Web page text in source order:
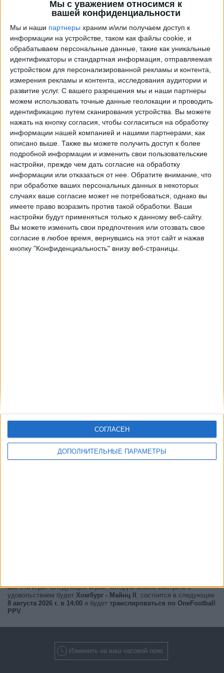
Мы с уважением относимся к
вашей конфиденциальности
Мы и наши партнеры храним и/или получаем доступ к
информации на устройстве, таком как файлы cookie, и
обрабатываем персональные данные, такие как уникальные
идентификаторы и стандартная информация, отправляемая
устройством для персонализированной рекламы и контента,
измерения рекламы и контента, исследования аудитории и
развитие услуг. С вашего разрешения мы и наши партнеры
можем использовать точные данные геолокации и проводить
идентификацию путем сканирования устройства. Вы можете
нажать на кнопку согласия, чтобы согласиться на обработку
информации нашей компанией и нашими партнерами, как
описано выше. Также вы можете получить доступ к более
подробной информации и изменить свои пользовательские
настройки, прежде чем дать согласие на обработку
информации или отказаться от нее. Обратите внимание, что
при обработке ваших персональных данных в некоторых
случаях ваше согласие может не потребоваться, однако вы
имеете право возразить против такой обработки. Ваши
настройки будут применяться только к данному веб-сайту.
Вы можете изменить свои предпочтения или отозвать свое
согласие в любое время, вернувшись на этот сайт и нажав
кнопку "Конфиденциальность" внизу веб-страницы.
ДОПОЛНИТЕЛЬНЫЕ ПАРАМЕТРЫ
СОГЛАСЕН
Программа передач трансляции матчей в прямом
эфире вХомбург
Матчи сегодня суббота, 08.08.2026
15:00 Западная региональная лига
Майнц II
OneFootball PPV
Суббота, 15.08.2026
15:00 Западная региональная лига
все эти игры. Следующей игрой, которую можно смотреть с
удовольствием будет Хомбург - Майнц II , состоится в следующее
8 августа 2026 г. в 14:00 и будет транслироваться по OneFootball
PPV.
Изменить на ваш часовой пояс